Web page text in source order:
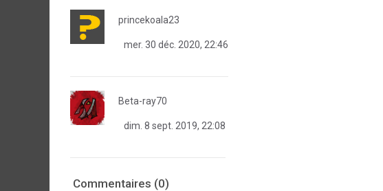
princekoala23
mer. 30 déc. 2020, 22:46
Beta-ray70
dim. 8 sept. 2019, 22:08
Commentaires (0)